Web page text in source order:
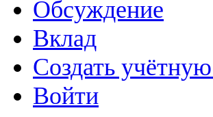
Обсуждение
Вклад
Создать
Войти